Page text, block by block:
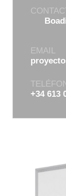
EMAIL
+34 613